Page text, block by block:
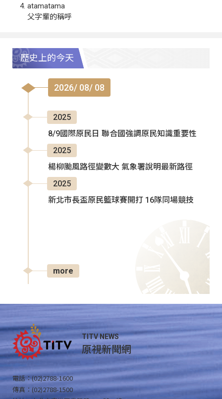
atamatama
父字輩的稱呼
歷史上的今天
2026/ 08/ 08
2025
8/9國際原民日 聯合國強調原民知識重要性
2025
楊柳颱風路徑變數大 氣象署說明最新路徑
2025
新北市長盃原民籃球賽開打 16隊同場競技
more
TITV NEWS
原視新聞網
電話：(02)2788-1600
傳真：(02)2788-1500